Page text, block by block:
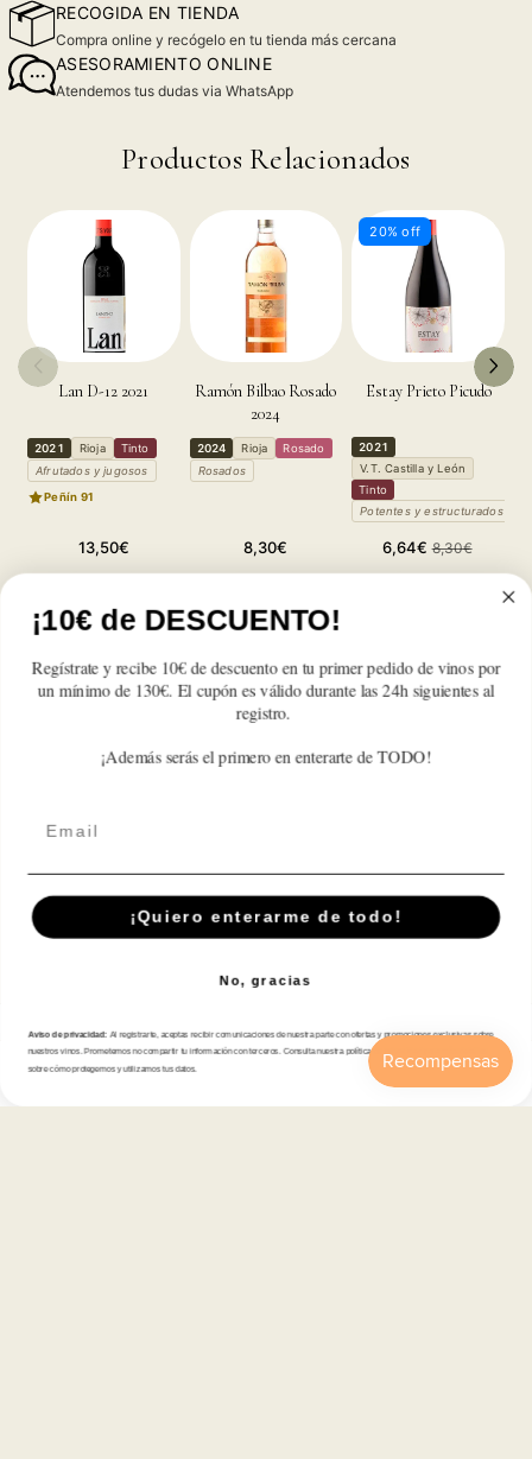
RECOGIDA EN TIENDA
Compra online y recógelo en tu tienda más cercana
ASESORAMIENTO ONLINE
Atendemos tus dudas via WhatsApp
Productos Relacionados
Lan D-12 2021
2021 Rioja
Tinto
Afrutados y jugosos
Peñín 91
Precio
habitual
13,50€
cantidad
para
2024
cantidad
para
2024
Ramón Bilbao Rosado
2024
2024 Rioja
Rosado
Rosados
Precio
habitual
8,30€
cantidad
para
2024
cantidad
para
2024
20% off
Estay Prieto Picudo
2021
V.T. Castilla y León
Tinto
Potentes y estructurados
Precio
de
6,64€ Precio
habitual
8,30€
2024
Aumentar
cantidad
2024
Reseñas de Clientes
Sé el primero en escribir una reseña
Suscríbete A Nuestra Newsletter
Tienda
Atención al cliente
Cuenta Carrito
¡10€ de DESCUENTO!
Regístrate y recibe 10€ de descuento en tu primer pedido de vinos por
un mínimo de 130€. El cupón es válido durante las 24h siguientes al
registro.
¡Además serás el primero en enterarte de TODO!
¡Quiero enterarme de todo!
No, gracias
Aviso de privacidad: Al registrarte, aceptas recibir comunicaciones de nuestra parte con ofertas y promociones exclusivas sobre
nuestros vinos. Prometemos no compartir tu información con terceros. Consulta nuestra política de privacidad para más detalles
sobre cómo protegemos y utilizamos tus datos.